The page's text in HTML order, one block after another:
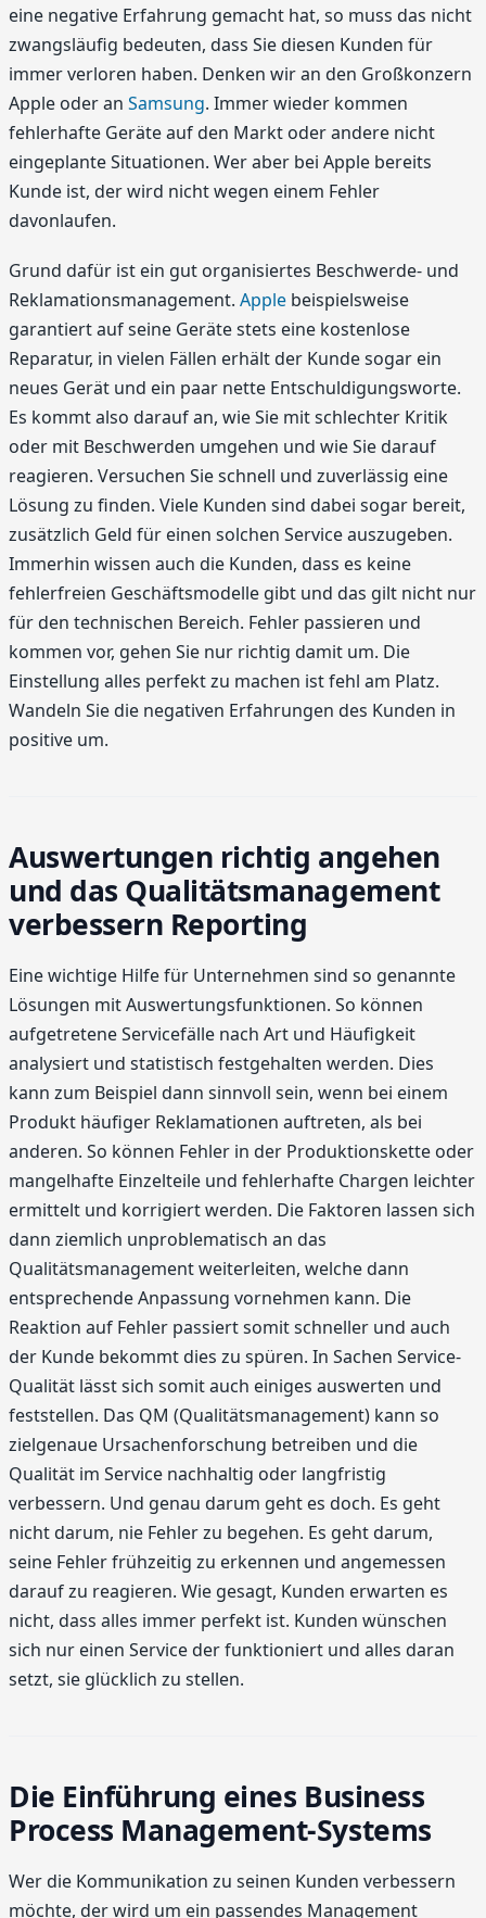
eine negative Erfahrung gemacht hat, so muss das nicht
zwangsläufig bedeuten, dass Sie diesen Kunden für
immer verloren haben. Denken wir an den Großkonzern
Apple oder an Samsung. Immer wieder kommen
fehlerhafte Geräte auf den Markt oder andere nicht
eingeplante Situationen. Wer aber bei Apple bereits
Kunde ist, der wird nicht wegen einem Fehler
davonlaufen.
Grund dafür ist ein gut organisiertes Beschwerde- und
Reklamationsmanagement. Apple beispielsweise
garantiert auf seine Geräte stets eine kostenlose
Reparatur, in vielen Fällen erhält der Kunde sogar ein
neues Gerät und ein paar nette Entschuldigungsworte.
Es kommt also darauf an, wie Sie mit schlechter Kritik
oder mit Beschwerden umgehen und wie Sie darauf
reagieren. Versuchen Sie schnell und zuverlässig eine
Lösung zu finden. Viele Kunden sind dabei sogar bereit,
zusätzlich Geld für einen solchen Service auszugeben.
Immerhin wissen auch die Kunden, dass es keine
fehlerfreien Geschäftsmodelle gibt und das gilt nicht nur
für den technischen Bereich. Fehler passieren und
kommen vor, gehen Sie nur richtig damit um. Die
Einstellung alles perfekt zu machen ist fehl am Platz.
Wandeln Sie die negativen Erfahrungen des Kunden in
positive um.
Auswertungen richtig angehen
und das Qualitätsmanagement
verbessern Reporting
Eine wichtige Hilfe für Unternehmen sind so genannte
Lösungen mit Auswertungsfunktionen. So können
aufgetretene Servicefälle nach Art und Häufigkeit
analysiert und statistisch festgehalten werden. Dies
kann zum Beispiel dann sinnvoll sein, wenn bei einem
Produkt häufiger Reklamationen auftreten, als bei
anderen. So können Fehler in der Produktionskette oder
mangelhafte Einzelteile und fehlerhafte Chargen leichter
ermittelt und korrigiert werden. Die Faktoren lassen sich
dann ziemlich unproblematisch an das
Qualitätsmanagement weiterleiten, welche dann
entsprechende Anpassung vornehmen kann. Die
Reaktion auf Fehler passiert somit schneller und auch
der Kunde bekommt dies zu spüren. In Sachen Service-
Qualität lässt sich somit auch einiges auswerten und
feststellen. Das QM (Qualitätsmanagement) kann so
zielgenaue Ursachenforschung betreiben und die
Qualität im Service nachhaltig oder langfristig
verbessern. Und genau darum geht es doch. Es geht
nicht darum, nie Fehler zu begehen. Es geht darum,
seine Fehler frühzeitig zu erkennen und angemessen
darauf zu reagieren. Wie gesagt, Kunden erwarten es
nicht, dass alles immer perfekt ist. Kunden wünschen
sich nur einen Service der funktioniert und alles daran
setzt, sie glücklich zu stellen.
Die Einführung eines Business
Process Management-Systems
Wer die Kommunikation zu seinen Kunden verbessern
möchte, der wird um ein passendes Management